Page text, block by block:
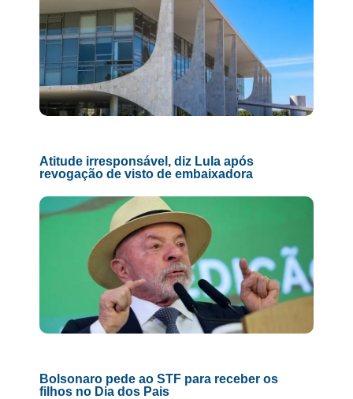
Atitude irresponsável, diz Lula após
revogação de visto de embaixadora
Bolsonaro pede ao STF para receber os
filhos no Dia dos Pais